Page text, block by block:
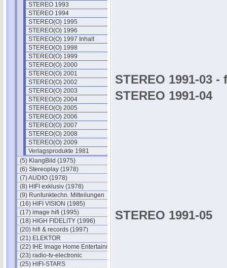
STEREO 1993
STEREO 1994
STEREO(O) 1995
STEREO(O) 1996
STEREO(O) 1997 Inhalt
STEREO(O) 1998
STEREO(O) 1999
STEREO(O) 2000
STEREO(O) 2001
STEREO(O) 2002
STEREO(O) 2003
STEREO(O) 2004
STEREO(O) 2005
STEREO(O) 2006
STEREO(O) 2007
STEREO(O) 2008
STEREO(O) 2009
Verlagsprodukte 1981
(5) KlangBild (1975)
(6) Stereoplay (1978)
(7) AUDIO (1978)
(8) HIFI exklusiv (1978)
(9) Runfunktechn. Mitteilungen
(16) HIFI VISION (1985)
(17) image hifi (1995)
(18) HIGH FIDELITY (1996)
(20) hifi & records (1997)
(21) ELEKTOR
(22) IHE Image Home Entertainment
(23) radio-tv-electronic
(25) HIFI-STARS
STEREO 1991-03 -
STEREO 1991-04
STEREO 1991-05